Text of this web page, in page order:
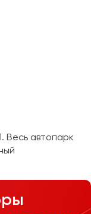
Весь автопарк